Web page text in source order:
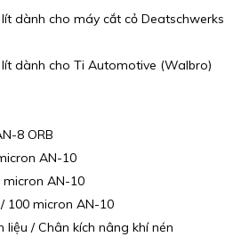
dành cho máy cắt cỏ Deatschwerks
lít dành cho Ti Automotive (Walbro)
8 ORB
AN-10
micron AN-10
100 micron AN-10
liệu / Chân kích nâng khí nén